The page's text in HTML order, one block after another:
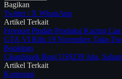
Bagikan
Twitter / X WhatsApp
Artikel Terkait
Freeport Pindah Produksi Kucing
GTA VI Rilis 19 November, Take-
Bookings
CleanSpark Rugi US$239 Juta,
Artikel Terkait
Korporasi